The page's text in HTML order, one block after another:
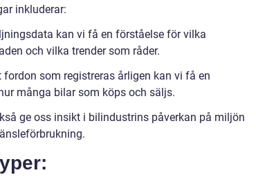
inkluderar:
kan vi få en förståelse för vilka
och vilka trender som råder.
som registreras årligen kan vi få en
många bilar som köps och säljs.
ge oss insikt i bilindustrins påverkan på miljön